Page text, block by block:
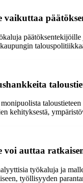
vaikuttaa
monipuolista
kehityksestä,
voi auttaa
työkaluja ja
työllisyyden